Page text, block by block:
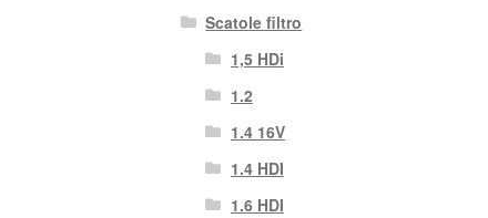
Scatole filtro
1,5 HDi
1.2
1.4 16V
1.4 HDI
1.6 HDI